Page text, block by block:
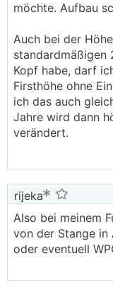
möchte. Aufbau
Auch bei der
standardmäßigen
Kopf habe, darf
Firsthöhe ohne
ich das auch
Jahre wird dann
verändert.
rijeka
Also bei meinem
von der Stange
oder eventuell